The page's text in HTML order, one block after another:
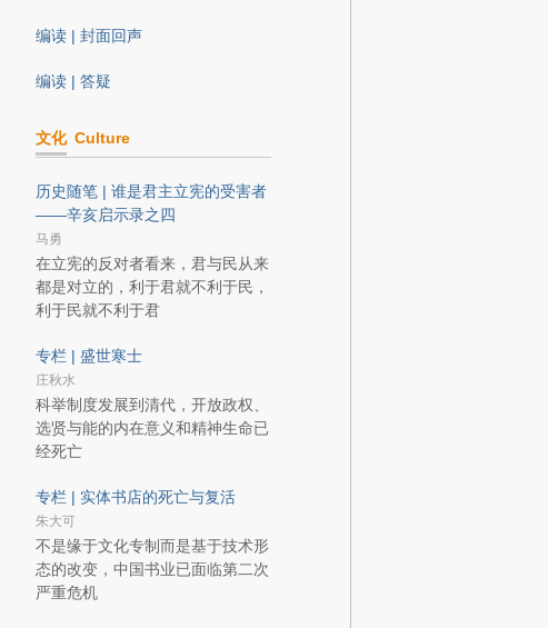
编读 | 封面回声
编读 | 答疑
文化 Culture
历史随笔 | 谁是君主立宪的受害者
——辛亥启示录之四
马勇
在立宪的反对者看来，君与民从来
都是对立的，利于君就不利于民，
利于民就不利于君
专栏 | 盛世寒士
庄秋水
科举制度发展到清代，开放政权、
选贤与能的内在意义和精神生命已
经死亡
专栏 | 实体书店的死亡与复活
朱大可
不是缘于文化专制而是基于技术形
态的改变，中国书业已面临第二次
严重危机